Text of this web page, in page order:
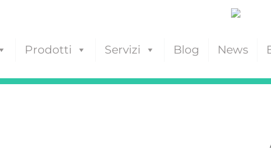
Prodotti Servizi Blog News